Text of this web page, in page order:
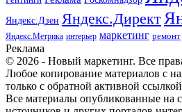
Яндекс.Дзен Яндекс.Директ
Яндекс.Метрика интерьер маркетинг ремонт
Реклама
© 2026 - Новый маркетинг. Все
Любое копирование материалов с
только с обратной активной
Все материалы опубликованные на